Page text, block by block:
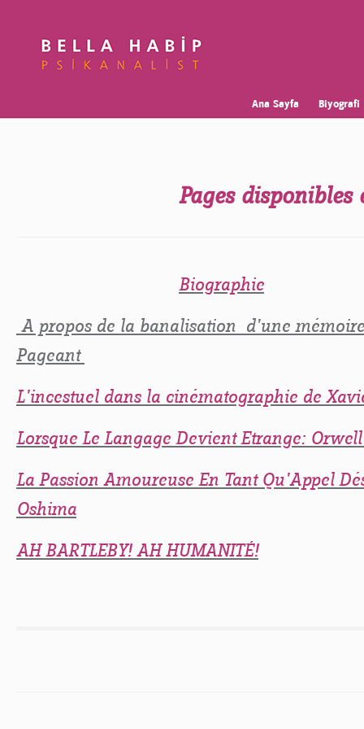
Ana Sayfa Biyografi
Pages disponibles
Biographie
A propos de la banalisation d’une
Pageant
L’incestuel dans la cinématographie de
Lorsque Le Langage Devient Etrange:
La Passion Amoureuse En Tant Qu’Appel
Oshima
AH BARTLEBY! AH HUMANITÉ!